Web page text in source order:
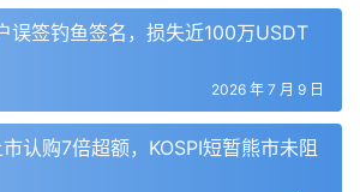
尼成为“记录发行人”，意味着公司可以
资产中获得收益，未来将使其能够成为
合格发行人。Goldstein声称，如果没
品将在其他公司的牌照下发行，并继承
误签钓鱼签名，损失近100万USDT
2026 年 7 月 9 日
认购7倍超额，KOSPI短暂熊市未阻